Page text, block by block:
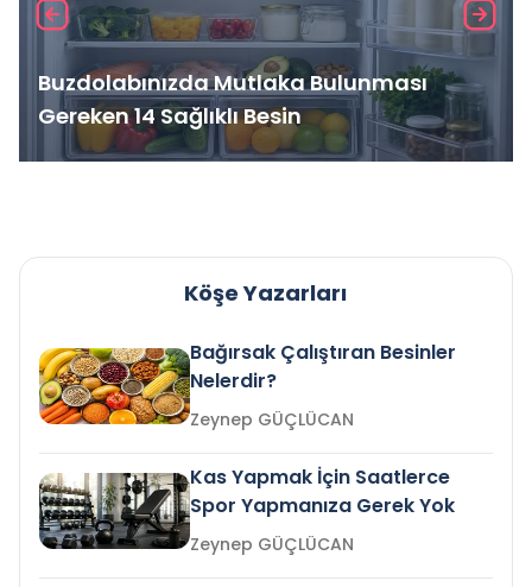
Buzdolabınızda Mutlaka Bulunması
Gereken 14 Sağlıklı Besin
Köşe Yazarları
Bağırsak Çalıştıran Besinler
Nelerdir?
Zeynep GÜÇLÜCAN
Kas Yapmak İçin Saatlerce
Spor Yapmanıza Gerek Yok
Zeynep GÜÇLÜCAN